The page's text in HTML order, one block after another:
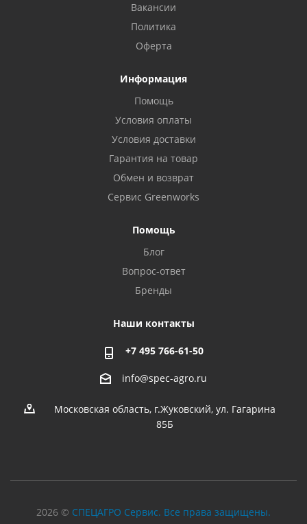
Вакансии
Политика
Оферта
Информация
Помощь
Условия оплаты
Условия доставки
Гарантия на товар
Обмен и возврат
Сервис Greenworks
Помощь
Блог
Вопрос-ответ
Бренды
Наши контакты
+7 495 766-61-50
info@spec-agro.ru
Московская область, г.Жуковский, ул. Гагарина
85Б
2026 © СПЕЦАГРО Сервис. Все права защищены.